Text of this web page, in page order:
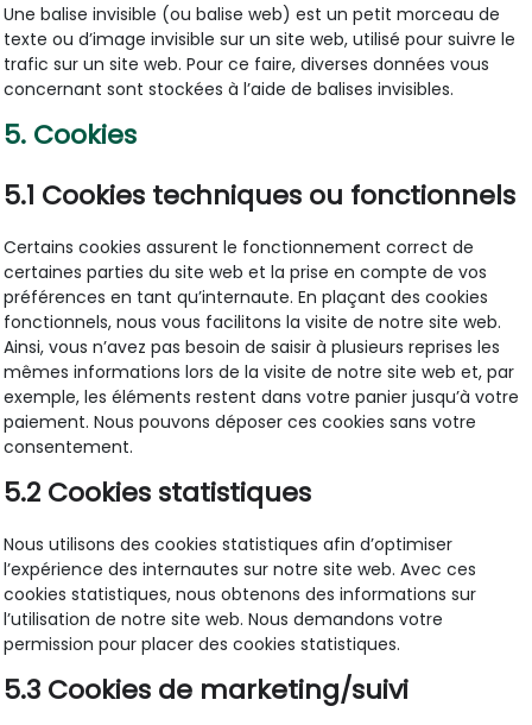
Une balise invisible (ou balise web) est un petit morceau de
texte ou d’image invisible sur un site web, utilisé pour suivre le
trafic sur un site web. Pour ce faire, diverses données vous
concernant sont stockées à l’aide de balises invisibles.
5. Cookies
5.1 Cookies techniques ou fonctionnels
Certains cookies assurent le fonctionnement correct de
certaines parties du site web et la prise en compte de vos
préférences en tant qu’internaute. En plaçant des cookies
fonctionnels, nous vous facilitons la visite de notre site web.
Ainsi, vous n’avez pas besoin de saisir à plusieurs reprises les
mêmes informations lors de la visite de notre site web et, par
exemple, les éléments restent dans votre panier jusqu’à votre
paiement. Nous pouvons déposer ces cookies sans votre
consentement.
5.2 Cookies statistiques
Nous utilisons des cookies statistiques afin d’optimiser
l’expérience des internautes sur notre site web. Avec ces
cookies statistiques, nous obtenons des informations sur
l’utilisation de notre site web. Nous demandons votre
permission pour placer des cookies statistiques.
5.3 Cookies de marketing/suivi